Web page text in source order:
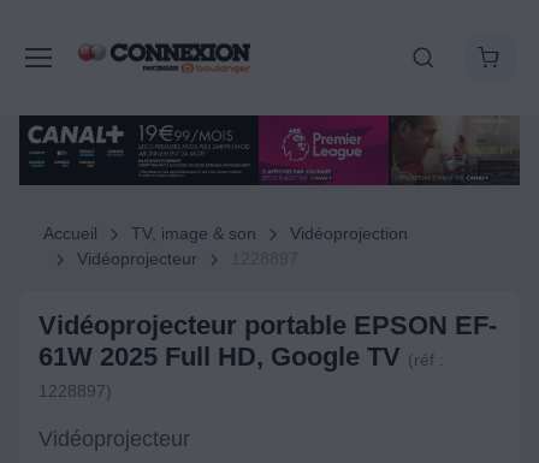
Accueil TV, image & son
Vidéoprojection
Vidéoprojecteur
Vidéoprojecteur portable EPSON EF-
61W 2025 Full HD, Google TV (réf :
1228897)
Vidéoprojecteur